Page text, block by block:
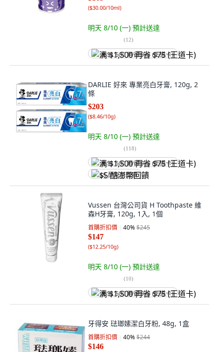
($30.00/10ml)
明天 8/10 (一) 預計送達
(12)
满 $1,500 再省 $75 (王道卡)
DARLIE 好來 專業亮白牙膏, 120g, 2
條
$203
($8.46/10g)
明天 8/10 (一) 預計送達
(118)
满 $1,500 再省 $75 (王道卡)
$5 酷澎幣回饋
Vussen 台灣公司貨 H Toothpaste 維
森H牙膏, 120g, 1入, 1個
首購折扣價 40%$245
$147
($12.25/10g)
明天 8/10 (一) 預計送達
(10)
满 $1,500 再省 $75 (王道卡)
牙得安 琺瑯嫊潔白牙粉, 48g, 1盒
首購折扣價 40%$244
$146